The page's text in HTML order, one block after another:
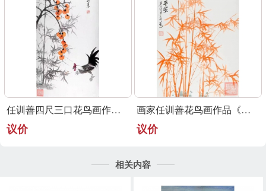
任训善四尺三口花鸟画作品《事事大吉》
议价
画家任训善花鸟画作品《竹报平安》
议价
相关内容